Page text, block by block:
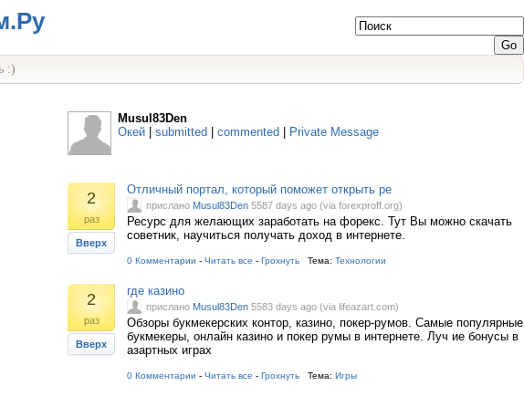
:)
Musul83Den
Окей
submitted commented Private Message
2
раз
Вверх
Отличный портал, который поможет открыть ре
прислано Musul83Den 5587 days ago (via forexproff.org)
Ресурс для желающих заработать на форекс. Тут Вы можно скачать
советник, научиться получать доход в интернете.
0 Комментарии - Читать все - Грохнуть Тема: Технологии
2
раз
Вверх
где казино
прислано Musul83Den 5583 days ago (via lifeazart.com)
Обзоры букмекерских контор, казино, покер-румов. Самые популярные
букмекеры, онлайн казино и покер румы в интернете. Луч ие бонусы в
азартных играх
0 Комментарии - Читать все - Грохнуть Тема: Игры